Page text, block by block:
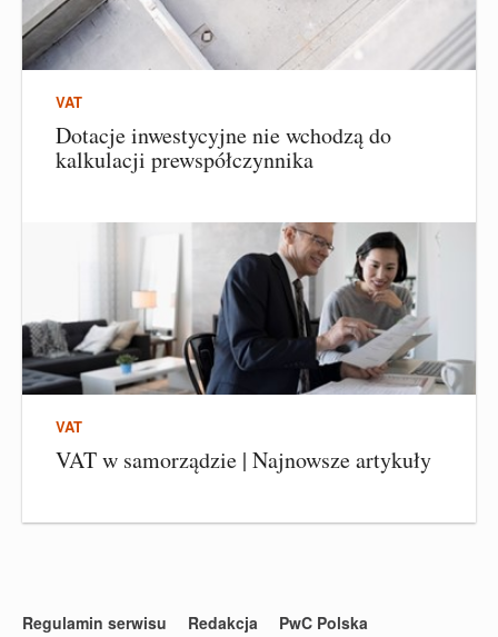
VAT
Dotacje inwestycyjne nie wchodzą do
kalkulacji prewspółczynnika
VAT
VAT w samorządzie | Najnowsze artykuły
Regulamin serwisu Redakcja PwC Polska